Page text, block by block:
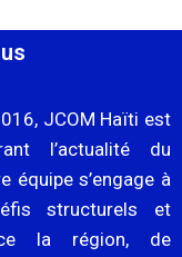
JCOM Haïti est
l’actualité du
équipe s’engage à
structurels et
la région, de